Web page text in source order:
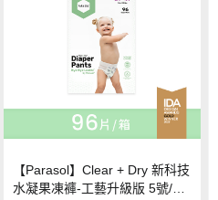
【Parasol】Clear + Dry 新科技
水凝果凍褲-工藝升級版 5號/XL